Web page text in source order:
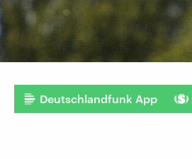
Deutschlandfunk App